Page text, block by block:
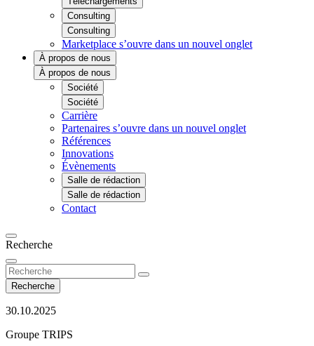
Consulting
Consulting
Marketplace s’ouvre dans un nouvel onglet
À propos de nous
À propos de nous
Société
Société
Carrière
Partenaires s’ouvre dans un nouvel onglet
Références
Innovations
Évènements
Salle de rédaction
Salle de rédaction
Contact
Recherche
Recherche
30.10.2025
Groupe TRIPS